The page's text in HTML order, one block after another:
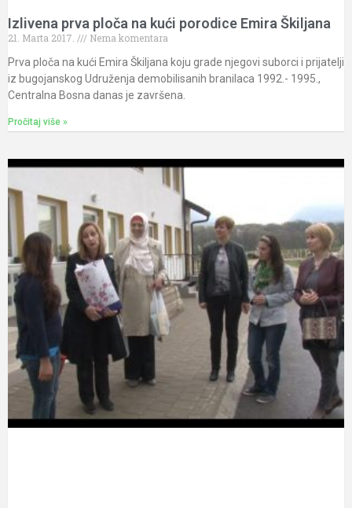
Izlivena prva ploča na kući porodice Emira Škiljana
21. Marta 2017.
Nema komentara
Prva ploča na kući Emira Škiljana koju grade njegovi suborci i prijatelji
iz bugojanskog Udruženja demobilisanih branilaca 1992.- 1995.,
Centralna Bosna danas je završena.
Pročitaj više »